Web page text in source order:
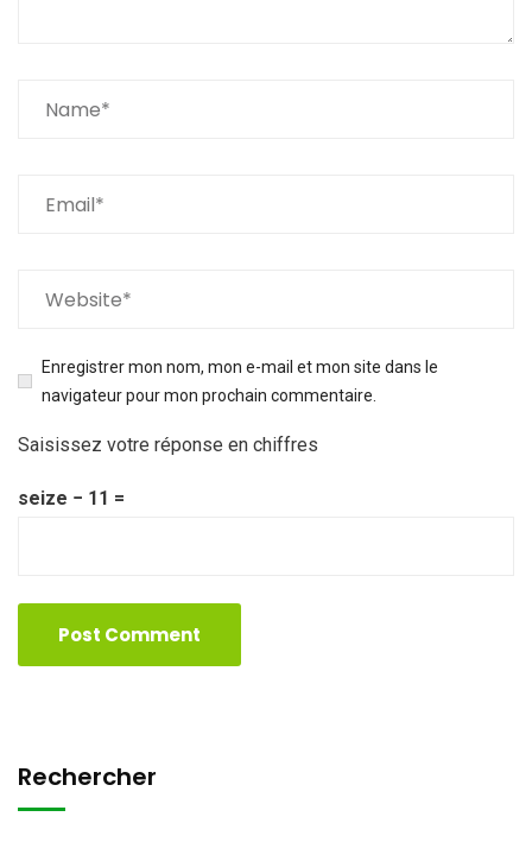
Enregistrer mon nom, mon e-mail et mon site dans le
navigateur pour mon prochain commentaire.
Saisissez votre réponse en chiffres
seize − 11 =
Rechercher